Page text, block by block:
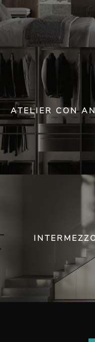
ATELIER CON